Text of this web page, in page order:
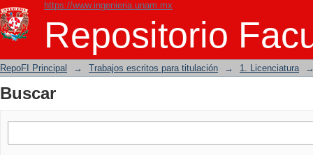
https://www.ingenieria.unam.mx
Repositorio
Buscar
RepoFI Principal → Trabajos escritos para titulación → 1. Licenciatura
Buscar